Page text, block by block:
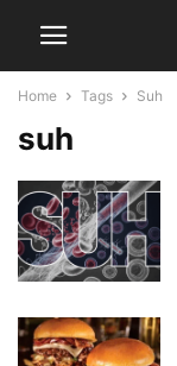
Home Tags Suh
suh